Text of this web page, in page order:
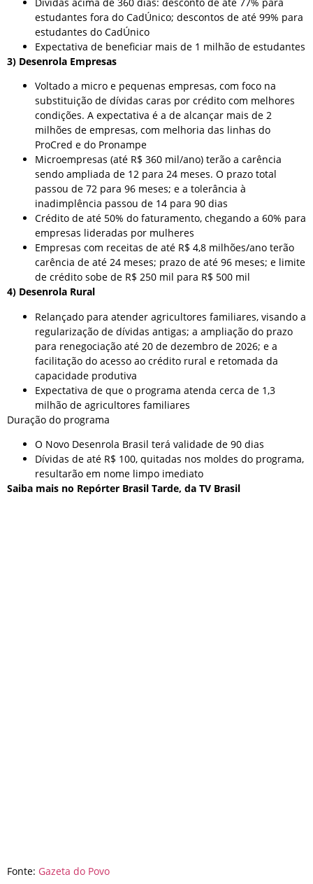
estudantes fora do CadÚnico; descontos de até 99% para
estudantes do CadÚnico
Expectativa de beneficiar mais de 1 milhão de estudantes
3) Desenrola Empresas
Voltado a micro e pequenas empresas, com foco na
substituição de dívidas caras por crédito com melhores
condições. A expectativa é a de alcançar mais de 2
milhões de empresas, com melhoria das linhas do
ProCred e do Pronampe
Microempresas (até R$ 360 mil/ano) terão a carência
sendo ampliada de 12 para 24 meses. O prazo total
passou de 72 para 96 meses; e a tolerância à
inadimplência passou de 14 para 90 dias
Crédito de até 50% do faturamento, chegando a 60% para
empresas lideradas por mulheres
Empresas com receitas de até R$ 4,8 milhões/ano terão
carência de até 24 meses; prazo de até 96 meses; e limite
de crédito sobe de R$ 250 mil para R$ 500 mil
4) Desenrola Rural
Relançado para atender agricultores familiares, visando a
regularização de dívidas antigas; a ampliação do prazo
para renegociação até 20 de dezembro de 2026; e a
facilitação do acesso ao crédito rural e retomada da
capacidade produtiva
Expectativa de que o programa atenda cerca de 1,3
milhão de agricultores familiares
Duração do programa
O Novo Desenrola Brasil terá validade de 90 dias
Dívidas de até R$ 100, quitadas nos moldes do programa,
resultarão em nome limpo imediato
Saiba mais no Repórter Brasil Tarde, da TV Brasil
Fonte: Gazeta do Povo